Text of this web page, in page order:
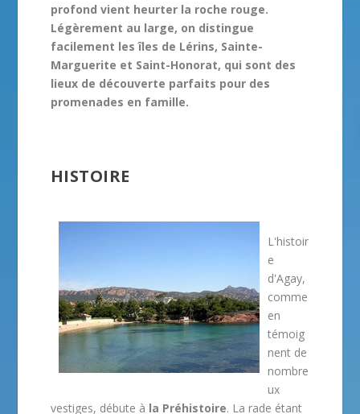
profond vient heurter la roche rouge.
Légèrement au large, on distingue
facilement les îles de Lérins, Sainte-
Marguerite et Saint-Honorat, qui sont des
lieux de découverte parfaits pour des
promenades en famille.
HISTOIRE
L'histoir
e
d'Agay,
comme
en
témoig
nent de
nombre
ux
vestiges, débute à la Préhistoire. La rade étant